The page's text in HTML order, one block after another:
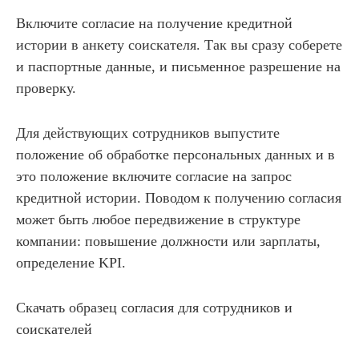
Включите согласие на получение кредитной
истории в анкету соискателя. Так вы сразу соберете
и паспортные данные, и письменное разрешение на
проверку.
Для действующих сотрудников выпустите
положение об обработке персональных данных и в
это положение включите согласие на запрос
кредитной истории. Поводом к получению согласия
может быть любое передвижение в структуре
компании: повышение должности или зарплаты,
определение KPI.
Скачать образец согласия для сотрудников и
соискателей